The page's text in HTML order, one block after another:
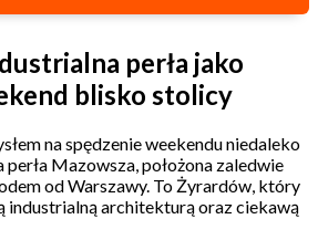
perła jako
blisko stolicy
na spędzenie weekendu niedaleko
Mazowsza, położona zaledwie
od Warszawy. To Żyrardów, który
industrialną architekturą oraz ciekawą